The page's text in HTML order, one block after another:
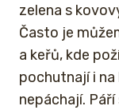
zelena s
Často je
a keřů, kde
pochutnají i
nepáchají.